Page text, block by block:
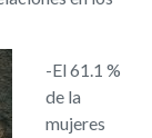
-El 61.1 %
de la
mujeres